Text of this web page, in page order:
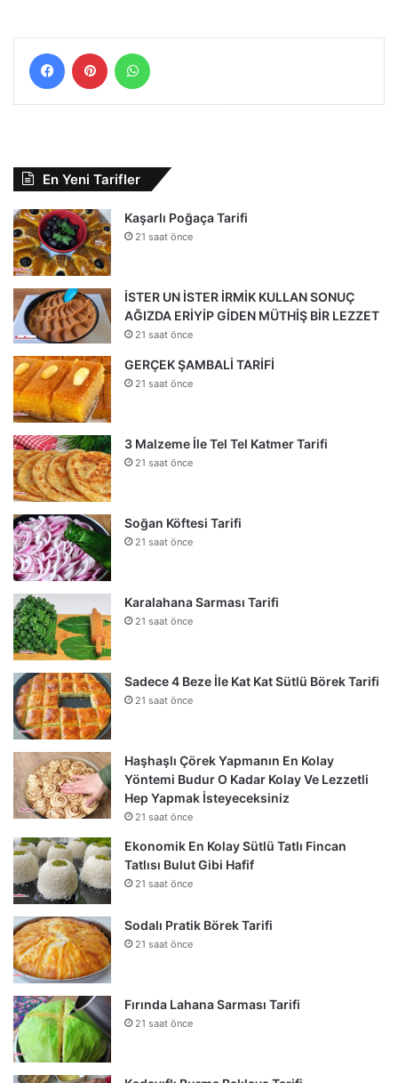
FacebookPinterest
En Yeni Tarifler
Kaşarlı Poğaça Tarifi
21 saat önce
İSTER UN İSTER İRMİK KULLAN SONUÇ
AĞIZDA ERİYİP GİDEN MÜTHİŞ BİR LEZZET
21 saat önce
GERÇEK ŞAMBALİ TARİFİ
21 saat önce
3 Malzeme İle Tel Tel Katmer Tarifi
21 saat önce
Soğan Köftesi Tarifi
21 saat önce
Karalahana Sarması Tarifi
21 saat önce
Sadece 4 Beze İle Kat Kat Sütlü Börek Tarifi
21 saat önce
Haşhaşlı Çörek Yapmanın En Kolay
Yöntemi Budur O Kadar Kolay Ve Lezzetli
Hep Yapmak İsteyeceksiniz
21 saat önce
Ekonomik En Kolay Sütlü Tatlı Fincan
Tatlısı Bulut Gibi Hafif
21 saat önce
Sodalı Pratik Börek Tarifi
21 saat önce
Fırında Lahana Sarması Tarifi
21 saat önce